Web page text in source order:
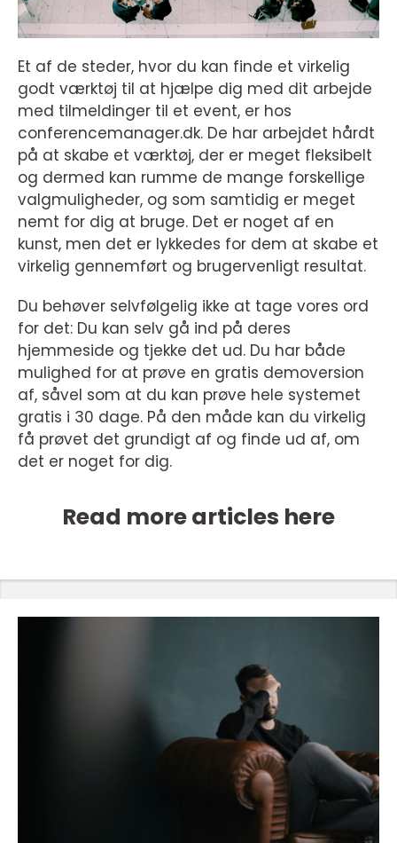
Et af de steder, hvor du kan finde et virkelig
godt værktøj til at hjælpe dig med dit arbejde
med tilmeldinger til et event, er hos
conferencemanager.dk. De har arbejdet hårdt
på at skabe et værktøj, der er meget fleksibelt
og dermed kan rumme de mange forskellige
valgmuligheder, og som samtidig er meget
nemt for dig at bruge. Det er noget af en
kunst, men det er lykkedes for dem at skabe et
virkelig gennemført og brugervenligt resultat.
Du behøver selvfølgelig ikke at tage vores ord
for det: Du kan selv gå ind på deres
hjemmeside og tjekke det ud. Du har både
mulighed for at prøve en gratis demoversion
af, såvel som at du kan prøve hele systemet
gratis i 30 dage. På den måde kan du virkelig
få prøvet det grundigt af og finde ud af, om
det er noget for dig.
Read more articles here